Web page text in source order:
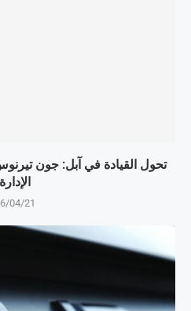
تحول القيادة في آبل: جون
الإدارة
04/21